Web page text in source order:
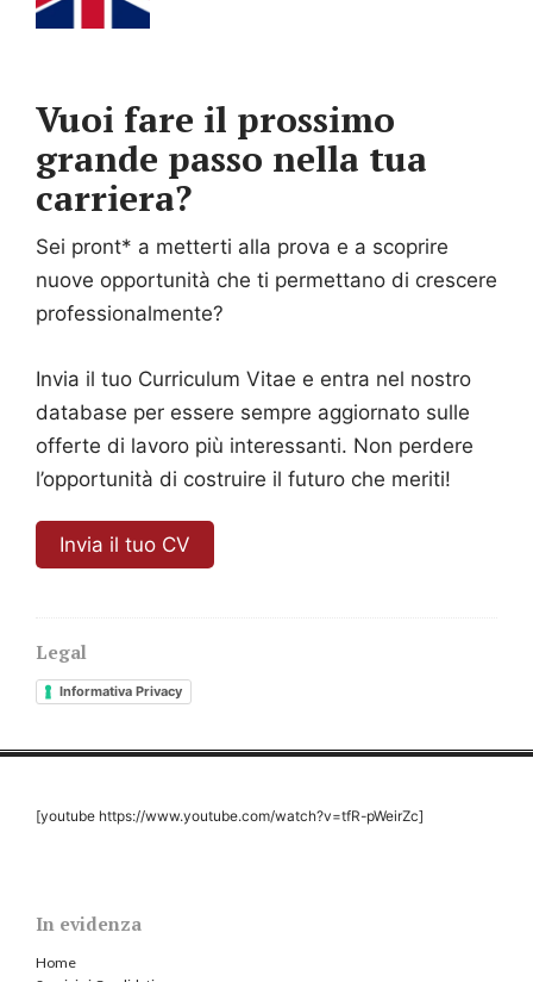
Vuoi fare il prossimo
grande passo nella tua
carriera?
Sei pront* a metterti alla prova e a scoprire
nuove opportunità che ti permettano di crescere
professionalmente?
Invia il tuo Curriculum Vitae e entra nel nostro
database per essere sempre aggiornato sulle
offerte di lavoro più interessanti. Non perdere
l’opportunità di costruire il futuro che meriti!
Invia il tuo CV
Legal
Informativa Privacy
[youtube https://www.youtube.com/watch?v=tfR-pWeirZc]
In evidenza
Home